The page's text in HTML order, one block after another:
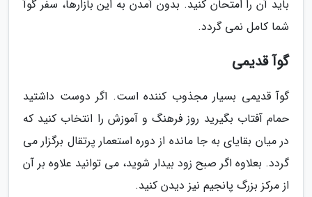
باید آن را امتحان کنید. بدون آمدن به این بازارها، سفر گوآ
شما کامل نمی گردد.
گوآ قدیمی
گوآ قدیمی بسیار مجذوب کننده است. اگر دوست داشتید
حمام آفتاب بگیرید روز فرهنگ و آموزش را انتخاب کنید که
در میان بقایای به جا مانده از دوره استعمار پرتقال برگزار می
گردد. بعلاوه اگر صبح زود بیدار شوید، می توانید علاوه بر آن
از مرکز بزرگ پانجیم نیز دیدن کنید.